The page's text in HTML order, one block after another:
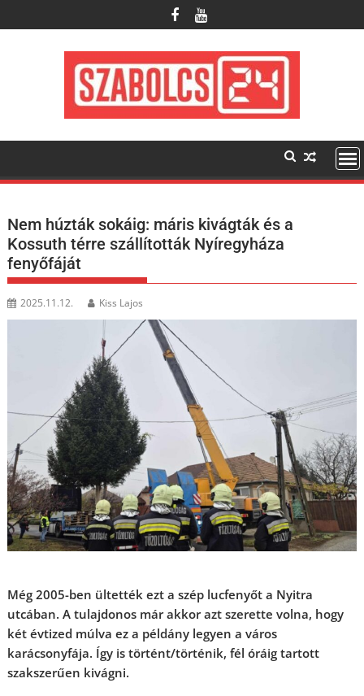
to
Nem húzták sokáig: máris kivágták és a
Kossuth térre szállították Nyíregyháza
fenyőfáját
2025.11.12. Kiss Lajos
Még 2005-ben ültették ezt a szép lucfenyőt a Nyitra
utcában. A tulajdonos már akkor azt szerette volna, hogy
két évtized múlva ez a példány legyen a város
karácsonyfája. Így is történt/történik, fél óráig tartott
szakszerűen kivágni.